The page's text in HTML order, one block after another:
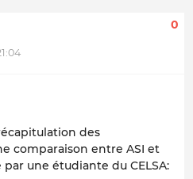
0
des
comparaison entre ASI et
une étudiante du CELSA: